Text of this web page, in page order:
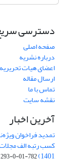
دسترسی
صفحه اصلی
درباره نشریه
اعضای هیات تحریریه
ارسال مقاله
تماس با ما
نقشه سایت
آخرین اخبار
تمدید فراخوان
1401)
782-01-0-293